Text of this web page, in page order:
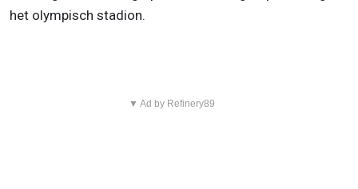
het olympisch stadion.
▼ Ad by Refinery89